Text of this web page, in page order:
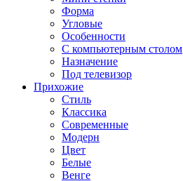
Форма
Угловые
Особенности
С компьютерным столом
Назначение
Под телевизор
Прихожие
Стиль
Классика
Современные
Модерн
Цвет
Белые
Венге